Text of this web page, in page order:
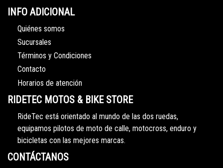
INFO ADICIONAL
Quiénes somos
Sucursales
Términos y Condiciones
Contacto
Horarios de atención
RIDETEC MOTOS & BIKE STORE
RideTec está orientado al mundo de las dos ruedas,
equipamos pilotos de moto de calle, motocross, enduro y
bicicletas con las mejores marcas.
CONTÁCTANOS